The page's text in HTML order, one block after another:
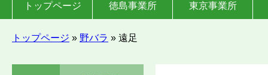
トップページ 徳島事業所 東京事業所
トップページ » 野バラ » 遠足